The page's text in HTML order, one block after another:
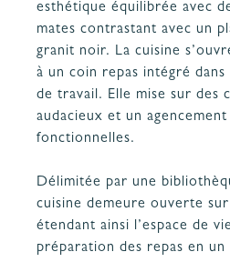
esthétique équilibrée avec
mates contrastant avec un
granit noir. La cuisine
à un coin repas intégré
de travail. Elle mise sur des
audacieux et un
fonctionnelles.
Délimitée par une
cuisine demeure ouverte sur
étendant ainsi l’espace de
préparation des repas en